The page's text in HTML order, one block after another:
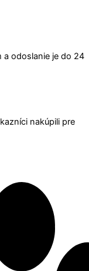
a odoslanie je do 24
nakúpili pre